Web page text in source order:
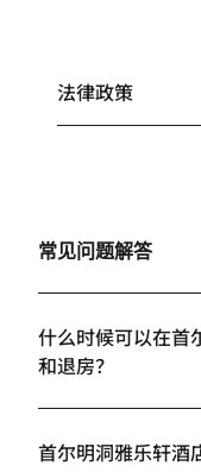
法律政策
常见问题解答
什么时候可以在首
和退房？
首尔明洞雅乐轩酒